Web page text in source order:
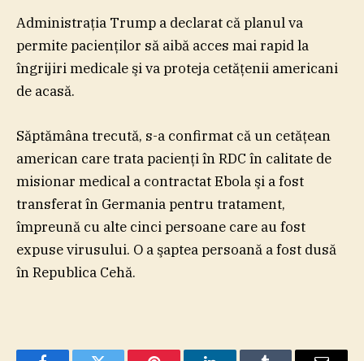
Administraţia Trump a declarat că planul va
permite pacienţilor să aibă acces mai rapid la
îngrijiri medicale şi va proteja cetăţenii americani
de acasă.
Săptămâna trecută, s-a confirmat că un cetăţean
american care trata pacienţi în RDC în calitate de
misionar medical a contractat Ebola şi a fost
transferat în Germania pentru tratament,
împreună cu alte cinci persoane care au fost
expuse virusului. O a şaptea persoană a fost dusă
în Republica Cehă.